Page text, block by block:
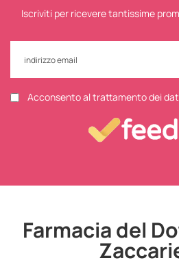
Iscriviti per ricevere tantissime
Acconsento al trattamento dei
Farmacia del